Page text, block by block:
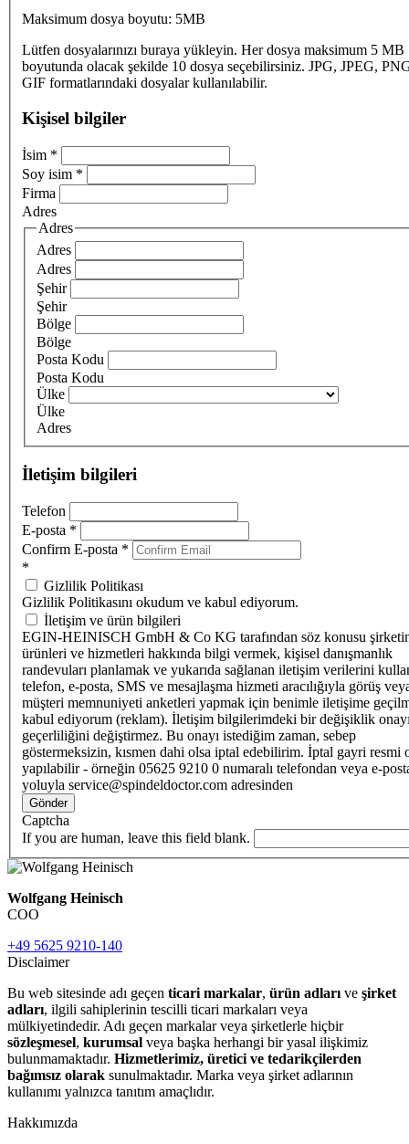
Maksimum dosya boyutu: 5MB
Lütfen dosyalarınızı buraya yükleyin. Her dosya maksimum 5 MB
boyutunda olacak şekilde 10 dosya seçebilirsiniz. JPG, JPEG,
GIF formatlarındaki dosyalar kullanılabilir.
Kişisel bilgiler
İsim *
Soy isim *
Firma
Adres
Adres
Adres
Adres
Şehir
Şehir
Bölge
Bölge
Posta Kodu
Posta Kodu
Ülke
Ülke
Adres
İletişim bilgileri
Telefon
E-posta *
Confirm E-posta *
*
Gizlilik Politikası
Gizlilik Politikasını okudum ve kabul ediyorum.
İletişim ve ürün bilgileri
EGIN-HEINISCH GmbH & Co KG tarafından söz konusu
ürünleri ve hizmetleri hakkında bilgi vermek, kişisel danışmanlık
randevuları planlamak ve yukarıda sağlanan iletişim verilerini
telefon, e-posta, SMS ve mesajlaşma hizmeti aracılığıyla görüş
müşteri memnuniyeti anketleri yapmak için benimle iletişime
kabul ediyorum (reklam). İletişim bilgilerimdeki bir değişiklik
geçerliliğini değiştirmez. Bu onayı istediğim zaman, sebep
göstermeksizin, kısmen dahi olsa iptal edebilirim. İptal gayri resmi
yapılabilir - örneğin 05625 9210 0 numaralı telefondan veya e-
yoluyla service@spindeldoctor.com adresinden
Gönder
Captcha
If you are human, leave this field blank.
Wolfgang Heinisch
COO
+49 5625 9210-140
Disclaimer
Bu web sitesinde adı geçen ticari markalar, ürün adları ve şirket
adları, ilgili sahiplerinin tescilli ticari markaları veya
mülkiyetindedir. Adı geçen markalar veya şirketlerle hiçbir
sözleşmesel, kurumsal veya başka herhangi bir yasal ilişkimiz
bulunmamaktadır. Hizmetlerimiz, üretici ve tedarikçilerden
bağımsız olarak sunulmaktadır. Marka veya şirket adlarının
kullanımı yalnızca tanıtım amaçlıdır.
Hakkımızda